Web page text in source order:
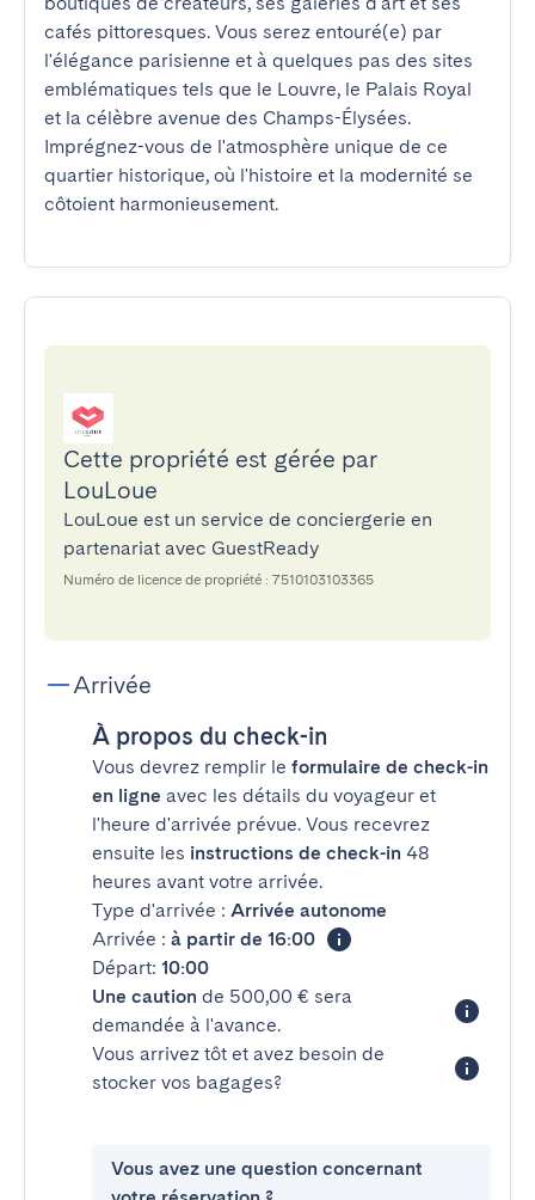
cafés pittoresques. Vous serez entouré(e) par
l'élégance parisienne et à quelques pas des sites
emblématiques tels que le Louvre, le Palais Royal
et la célèbre avenue des Champs-Élysées.
Imprégnez-vous de l'atmosphère unique de ce
quartier historique, où l'histoire et la modernité se
côtoient harmonieusement.
Cette propriété est gérée par
LouLoue
LouLoue est un service de conciergerie en
partenariat avec GuestReady
Numéro de licence de propriété : 7510103103365
Arrivée
À propos du check-in
Vous devrez remplir le formulaire de check-in
en ligne avec les détails du voyageur et
l'heure d'arrivée prévue. Vous recevrez
ensuite les instructions de check-in 48
heures avant votre arrivée.
Type d'arrivée : Arrivée autonome
Arrivée : à partir de 16:00
Départ: 10:00
Une caution de 500,00 € sera
demandée à l'avance.
Vous arrivez tôt et avez besoin de
stocker vos bagages?
Vous avez une question concernant